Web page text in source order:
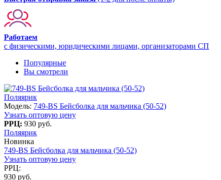
Работаем
с физическими, юридическими лицами, организаторами СП
Популярные
Вы смотрели
Поляярик
Модель: 749-BS Бейсболка для мальчика (50-52)
Узнать оптовую цену
РРЦ: 930 руб.
Поляярик
Новинка
749-BS Бейсболка для мальчика (50-52)
Узнать оптовую цену
РРЦ:
930 руб.